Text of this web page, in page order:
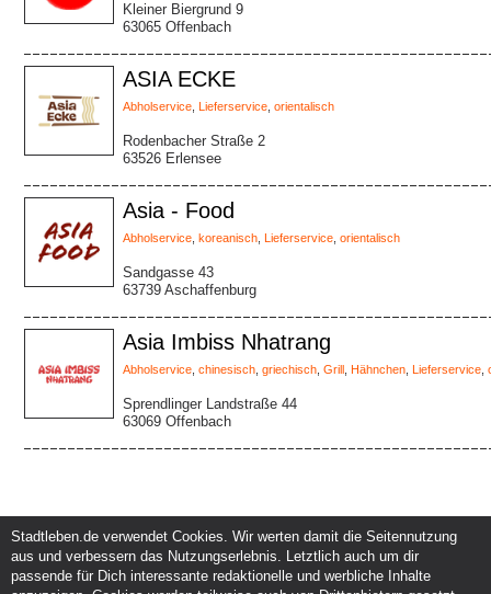
Kleiner Biergrund 9
63065 Offenbach
ASIA ECKE
Abholservice Lieferservice orientalisch
Rodenbacher Straße 2
63526 Erlensee
Asia - Food
Abholservice koreanisch Lieferservice orientalisch
Sandgasse 43
63739 Aschaffenburg
Asia Imbiss Nhatrang
Abholservice chinesisch griechisch Grill Hähnchen Lieferservice
Sprendlinger Landstraße 44
63069 Offenbach
Service und Support
Kontakt
Kunden und Partner
Events eintragen
Stadtleben.de verwendet Cookies. Wir werten damit die Seitennutzung
aus und verbessern das Nutzungserlebnis. Letztlich auch um dir
passende für Dich interessante redaktionelle und werbliche Inhalte